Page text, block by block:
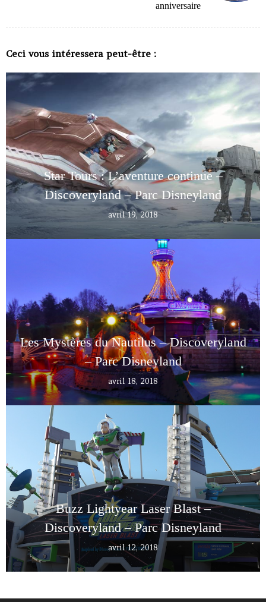
anniversaire
Ceci vous intéressera peut-être :
Star Tours : L’aventure continue –
Discoveryland – Parc Disneyland
avril 19, 2018
Les Mystères du Nautilus – Discoveryland
– Parc Disneyland
avril 18, 2018
Buzz Lightyear Laser Blast –
Discoveryland – Parc Disneyland
avril 12, 2018